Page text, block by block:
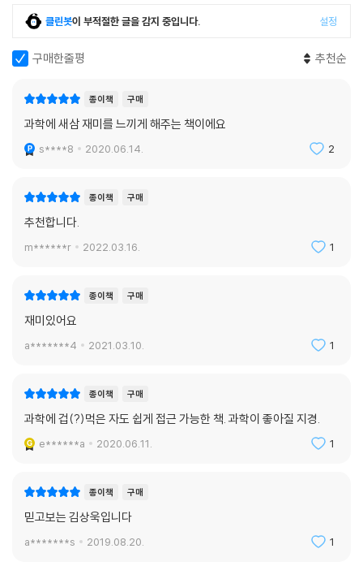
러면서 세상에 존재하는 모든 것을 만들어내는 것이다. 사람도 눈앞의 일
을 향해 정확히 한 걸음을 내디딜 때 우주의 법칙대로 살아가는 것이 아닐
까.
‘과학 인문학’ 시대를 이끄는 물리학자 김상욱 교수의 과학 공부란?
지적 호기심과 인문학적 통찰을 수준 높은 유머와 명쾌한 문장으로.
명하는 사람’이라고 알려져 있다. 그의 이전 저작들을 보면, 자칫 어려워질
수 있는 과학적 지식을 매우 간결하고 정돈된 글로 풀어내는 것을 볼 수 있
다. 리처드 파인먼조차 “완벽히 이해한 사람은 아무도 없다”라고 말한 양
고 인문학이 있다. 김상욱 교수는 책에서 스스로 “철학의 원전조차 제대로
읽어본 적이 없다”라고 말하지만, 인간과 세상을 알고자 하는 것은 과학자
와 철학자의 교집합이다. 그렇기에 ‘제대로’ 과학을 하고 과학을 사랑하는
지만, 이 둘을 겸하는 사람은 드물다. 더욱이 과학과 인문, 양면의 통찰을
쉽고도 진하게 담는 이는 더 귀하다.
김상욱 교수는 과학과 인문학의 중간에서 그 경계를 흐트러뜨리려 한다.
냉철한 과학자의 두뇌로 뜨겁게 삶을 마주하는 김상욱 이야말로 다가올
‘과학 인문학’ 시대의 첫 번째 안내자이다. 양쪽 모두에 대한 깊은 이해가
꽁 묶여 있던 과학이 삶의 모습을 하고 겸손하지만 단호하게 그 모습을 세
상에 드러내는 성인식 같은 글들로 가득하다. 상식적인 사회를 향한 물리
학자의 담백한 외침을 들어보자.
거리에서 한 사람이 춤을 춘다. 그의 몸짓이 한낱 우스개가 되지 않도록 하
는 건 그에 동조해 같이 춤을 시작한 두 번째 사람이다. 그로 인해 첫 번째
사람의 행동은 의미 있는 퍼포먼스가 되고, 모든 사람이 함께 춤출 수 있는
법을 처음 이야기한 것은 아니지만, 용기 있게 두 번째로 나서 더 많은 이들
에게 확실하게 각인시키는 데 성공한!
1 더하기 1은 2라는 간단하면서도 분명한 시각으로 세상을 풀어내라는 것
이다. 하지만 어디 세상 일이 그리 단순히 해결되랴. 평등보다 더 귀한 게
정의다. 1 더하기 1은 2보다 더 클 수도 있어야 한다. 차가운 머리에 따뜻한
한국의 지식사회에서 연구와 소통의 관계는 마치 두 개의 음전하와 같다.
김상욱 교수는 연구와 소통 간의 이런 (터무니없는) 반발력에 대항하여 둘
그동안 써온 에세이들을 보면, 그가 또 다른 안정상태를 추구하고 있음을
과학이고 인문이어야 함을 주장하고 있다. 빛이 입자요 파동인 것처럼. 운
동방정식인 양 정확하지만, [개그콘서트]처럼 재밌는 이야기들도 솔찮다.
클린봇이 부적절한 글을 감지 중입니다. 설정
구매한줄평 추천순
종이책 구매
과학에 새삼 재미를 느끼게 해주는 책이에요
s****8 2020.06.14. 2
종이책 구매
추천합니다.
m******r 2022.03.16. 1
종이책 구매
재미있어요
a*******4 2021.03.10. 1
종이책 구매
과학에 겁(?)먹은 자도 쉽게 접근 가능한 책. 과학이 좋아질 지경.
e******a 2020.06.11. 1
종이책 구매
믿고보는 김상욱입니다
a*******s 2019.08.20. 1